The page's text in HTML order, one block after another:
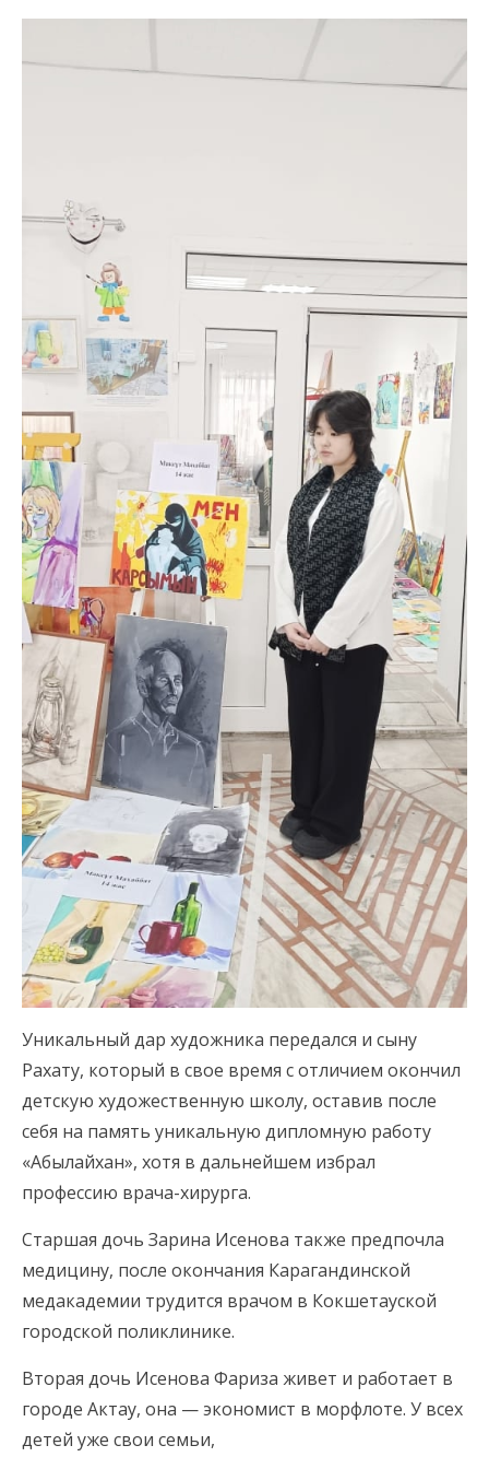
Уникальный дар художника передался и сыну
Рахату, который в свое время с отличием окончил
детскую художественную школу, оставив после
себя на память уникальную дипломную работу
«Абылайхан», хотя в дальнейшем избрал
профессию врача-хирурга.
Старшая дочь Зарина Исенова также предпочла
медицину, после окончания Карагандинской
медакадемии трудится врачом в Кокшетауской
городской поликлинике.
Вторая дочь Исенова Фариза живет и работает в
городе Актау, она — экономист в морфлоте. У всех
детей уже свои семьи,